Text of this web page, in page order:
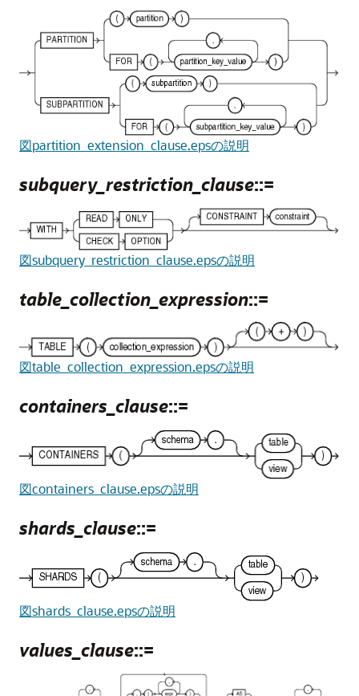
図partition_extension_clause.epsの説明
subquery_restriction_clause::=
図subquery_restriction_clause.epsの説明
table_collection_expression::=
図table_collection_expression.epsの説明
containers_clause::=
図containers_clause.epsの説明
shards_clause::=
図shards_clause.epsの説明
values_clause::=